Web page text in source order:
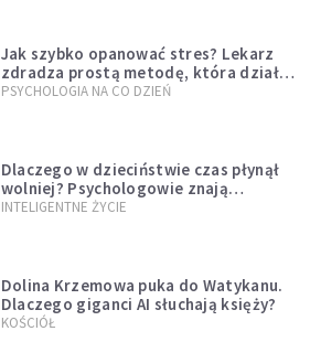
Jak szybko opanować stres? Lekarz
zdradza prostą metodę, która działa
od razu
PSYCHOLOGIA NA CO DZIEŃ
Dlaczego w dzieciństwie czas płynął
wolniej? Psychologowie znają
odpowiedź
INTELIGENTNE ŻYCIE
Dolina Krzemowa puka do Watykanu.
Dlaczego giganci AI słuchają księży?
KOŚCIÓŁ